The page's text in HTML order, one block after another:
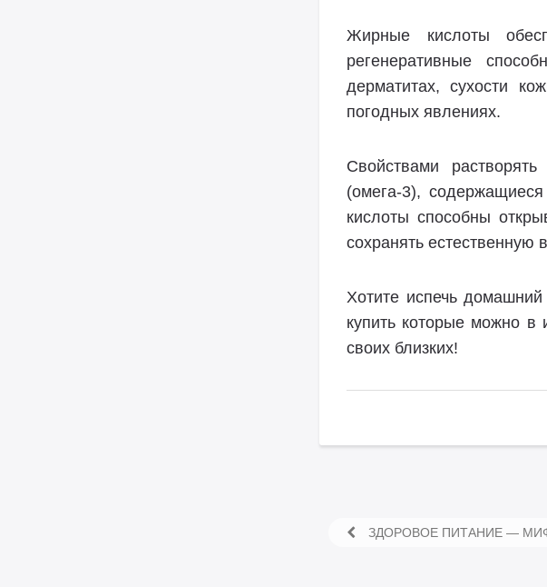
Жирные кислоты
регенеративные
дерматитах, сухости
погодных явлениях.
Свойствами
(омега-3),
кислоты способны
сохранять естественную
Хотите испечь
купить которые можно в
своих близких!
ЗДОРОВОЕ ПИТАНИЕ —